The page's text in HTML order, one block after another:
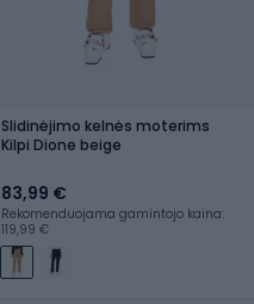
Slidinėjimo kelnės moterims
Kilpi Dione beige
83,99 €
Rekomenduojama gamintojo kaina:
119,99 €